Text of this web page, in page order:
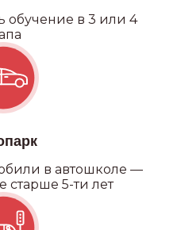
обучение в 3 или 4
в автошколе —
старше 5-ти лет